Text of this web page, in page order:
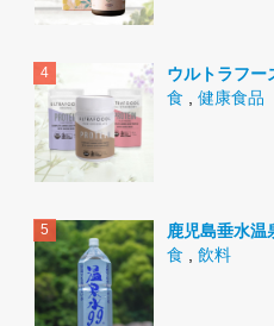
ウルトラフー
食
健康食品
鹿児島垂水温
食
飲料